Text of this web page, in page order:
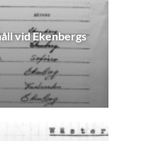
vid Ekenbergs